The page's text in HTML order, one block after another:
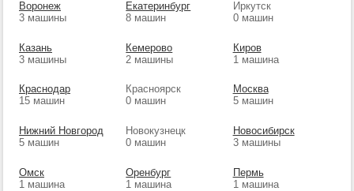
Воронеж
3 машины
Екатеринбург
8 машин
Иркутск
0 машин
Казань
3 машины
Кемерово
2 машины
Киров
1 машина
Краснодар
15 машин
Красноярск
0 машин
Москва
5 машин
Нижний Новгород
5 машин
Новокузнецк
0 машин
Новосибирск
3 машины
Омск
1 машина
Оренбург
1 машина
Пермь
1 машина